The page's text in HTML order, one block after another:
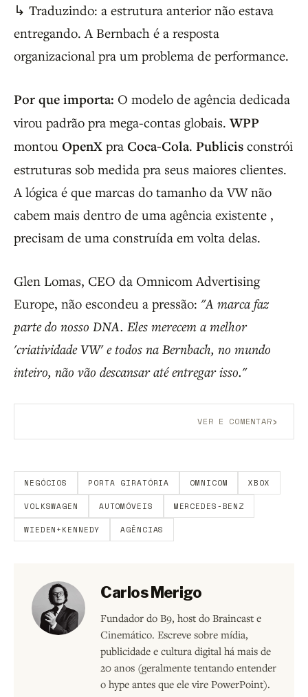
↳ Traduzindo: a estrutura anterior não estava
entregando. A Bernbach é a resposta
organizacional pra um problema de performance.
Por que importa: O modelo de agência dedicada
virou padrão pra mega-contas globais.WPP
montou OpenX pra Coca-Cola. Publicis constrói
estruturas sob medida pra seus maiores clientes.
A lógica é que marcas do tamanho da VW não
cabem mais dentro de uma agência existente ,
precisam de uma construída em volta delas.
Glen Lomas, CEO da Omnicom Advertising
Europe, não escondeu a pressão: "A marca faz
parte do nosso DNA. Eles merecem a melhor
'criatividade VW' e todos na Bernbach, no mundo
inteiro, não vão descansar até entregar isso."
VER E COMENTAR›
NEGÓCIOS PORTA GIRATÓRIA OMNICOM XBOX
VOLKSWAGEN AUTOMÓVEIS MERCEDES-BENZ
WIEDEN+KENNEDY AGÊNCIAS
Carlos Merigo
Fundador do B9, host do Braincast e
Cinemático. Escreve sobre mídia,
publicidade e cultura digital há mais de
20 anos (geralmente tentando entender
o hype antes que ele vire PowerPoint).